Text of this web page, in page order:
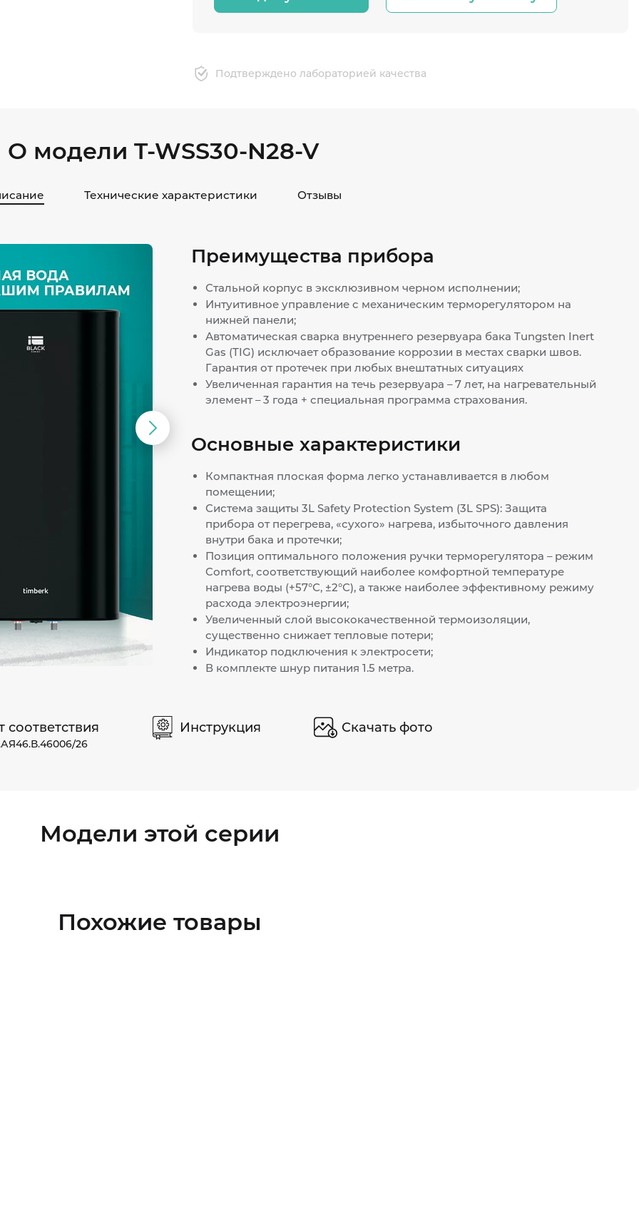
Подтверждено лабораторией качества
О модели T-WSS30-N28-V
Технические характеристики Отзывы
Следующий
Преимущества прибора
Стальной корпус в эксклюзивном черном исполнении;
Интуитивное управление с механическим терморегулятором на
нижней панели;
Автоматическая сварка внутреннего резервуара бака Tungsten Inert
Gas (TIG) исключает образование коррозии в местах сварки швов.
Гарантия от протечек при любых внештатных ситуациях
Увеличенная гарантия на течь резервуара – 7 лет, на нагревательный
элемент – 3 года + специальная программа страхования.
Основные характеристики
Компактная плоская форма легко устанавливается в любом
помещении;
Система защиты 3L Safety Protection System (3L SPS): Защита
прибора от перегрева, «сухого» нагрева, избыточного давления
внутри бака и протечки;
Позиция оптимального положения ручки терморегулятора – режим
Comfort, соответствующий наиболее комфортной температуре
нагрева воды (+57°С, ±2°С), а также наиболее эффективному режиму
расхода электроэнергии;
Увеличенный слой высококачественной термоизоляции,
существенно снижает тепловые потери;
Индикатор подключения к электросети;
В комплекте шнур питания 1.5 метра.
соответствия
26
Инструкция Скачать фото
Модели этой серии
Похожие товары